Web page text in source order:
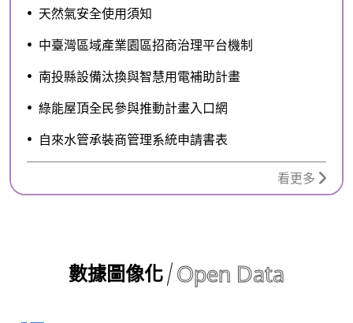
天然氣安全使用須知
中臺灣區域產業園區招商治理平台機制
南投縣設備汰換與智慧用電補助計畫
綠能屋頂全民參與推動計畫入口網
自來水管承裝商管理系統申請書表
看更多
數據圖像化 Open Data